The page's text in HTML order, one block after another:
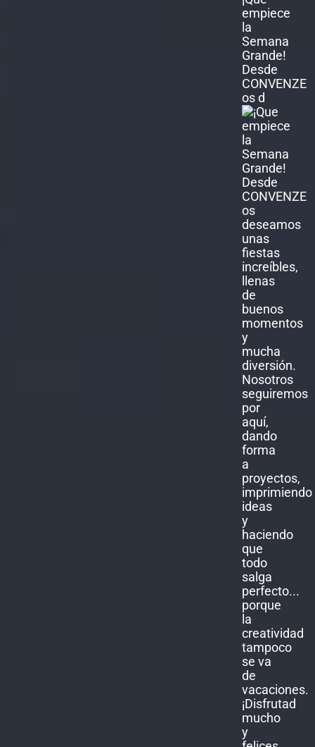
empiece
la
Semana
Grande!
Desde
CONVENZE
os d